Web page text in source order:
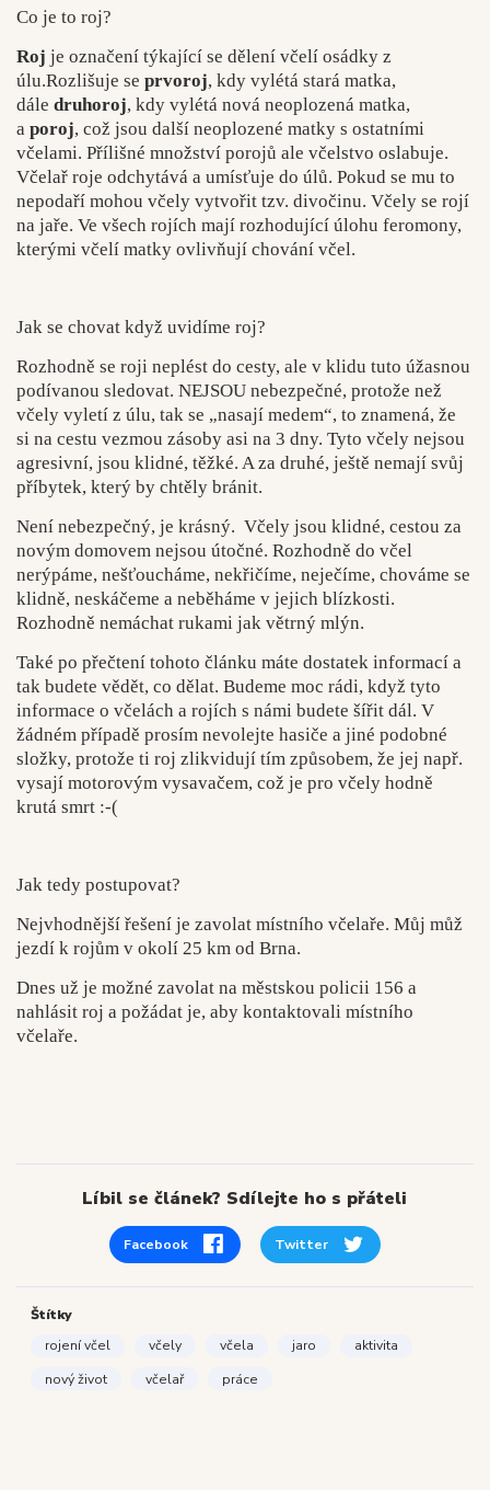
Co je to roj?
Roj je označení týkající se dělení včelí osádky z
úlu.Rozlišuje se prvoroj, kdy vylétá stará matka,
dále druhoroj, kdy vylétá nová neoplozená matka,
a poroj, což jsou další neoplozené matky s ostatními
včelami. Přílišné množství porojů ale včelstvo oslabuje.
Včelař roje odchytává a umísťuje do úlů. Pokud se mu to
nepodaří mohou včely vytvořit tzv. divočinu. Včely se rojí
na jaře. Ve všech rojích mají rozhodující úlohu feromony,
kterými včelí matky ovlivňují chování včel.
Jak se chovat když uvidíme roj?
Rozhodně se roji neplést do cesty, ale v klidu tuto úžasnou
podívanou sledovat. NEJSOU nebezpečné, protože než
včely vyletí z úlu, tak se „nasají medem“, to znamená, že
si na cestu vezmou zásoby asi na 3 dny. Tyto včely nejsou
agresivní, jsou klidné, těžké. A za druhé, ještě nemají svůj
příbytek, který by chtěly bránit.
Není nebezpečný, je krásný. Včely jsou klidné, cestou za
novým domovem nejsou útočné. Rozhodně do včel
nerýpáme, nešťoucháme, nekřičíme, neječíme, chováme se
klidně, neskáčeme a neběháme v jejich blízkosti.
Rozhodně nemáchat rukami jak větrný mlýn.
Také po přečtení tohoto článku máte dostatek informací a
tak budete vědět, co dělat. Budeme moc rádi, když tyto
informace o včelách a rojích s námi budete šířit dál. V
žádném případě prosím nevolejte hasiče a jiné podobné
složky, protože ti roj zlikvidují tím způsobem, že jej např.
vysají motorovým vysavačem, což je pro včely hodně
krutá smrt :-(
Jak tedy postupovat?
Nejvhodnější řešení je zavolat místního včelaře. Můj můž
jezdí k rojům v okolí 25 km od Brna.
Dnes už je možné zavolat na městskou policii 156 a
nahlásit roj a požádat je, aby kontaktovali místního
včelaře.
Líbil se článek? Sdílejte ho s přáteli
Facebook Twitter
Štítky
rojení včel
včely včela jaro
aktivita
nový život
včelař práce